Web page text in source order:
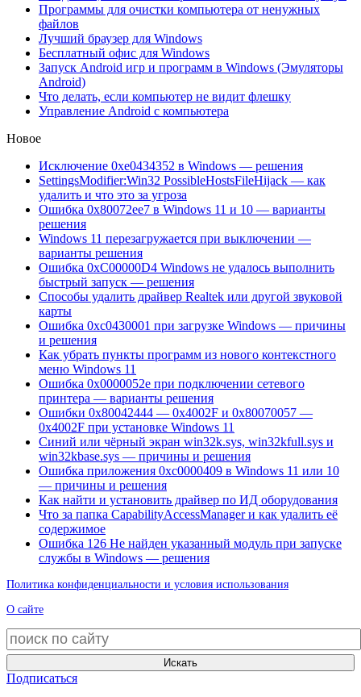
Программы для очистки компьютера от ненужных
файлов
Лучший браузер для Windows
Бесплатный офис для Windows
Запуск Android игр и программ в Windows (Эмуляторы
Android)
Что делать, если компьютер не видит флешку
Управление Android с компьютера
Новое
Исключение 0xe0434352 в Windows — решения
SettingsModifier:Win32 PossibleHostsFileHijack — как
удалить и что это за угроза
Ошибка 0x80072ee7 в Windows 11 и 10 — варианты
решения
Windows 11 перезагружается при выключении —
варианты решения
Ошибка 0xC00000D4 Windows не удалось выполнить
быстрый запуск — решения
Способы удалить драйвер Realtek или другой звуковой
карты
Ошибка 0xc0430001 при загрузке Windows — причины
и решения
Как убрать пункты программ из нового контекстного
меню Windows 11
Ошибка 0x0000052e при подключении сетевого
принтера — варианты решения
Ошибки 0x80042444 — 0x4002F и 0x80070057 —
0x4002F при установке Windows 11
Синий или чёрный экран win32k.sys, win32kfull.sys и
win32kbase.sys — причины и решения
Ошибка приложения 0xc0000409 в Windows 11 или 10
— причины и решения
Как найти и установить драйвер по ИД оборудования
Что за папка CapabilityAccessManager и как удалить её
содержимое
Ошибка 126 Не найден указанный модуль при запуске
службы в Windows — решения
Политика конфиденциальности и условия использования
О сайте
Искать
Подписаться